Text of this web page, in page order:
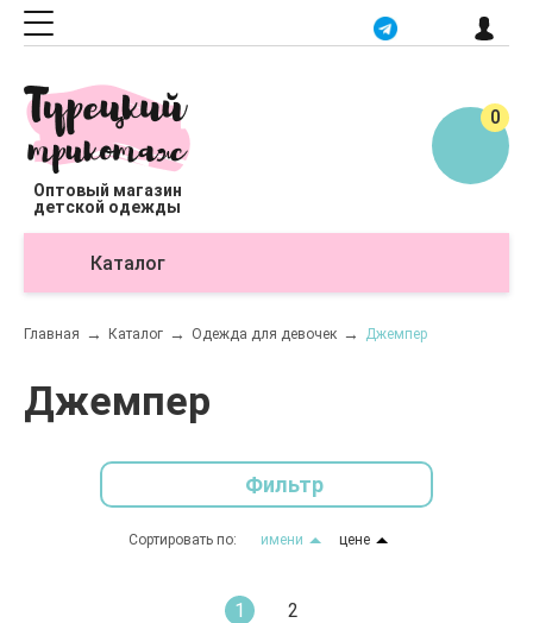
Оптовый магазин
детской одежды
0
Каталог
Главная Каталог Одежда для девочек Джемпер
Джемпер
Фильтр
Сортировать по: имени цене
1 2